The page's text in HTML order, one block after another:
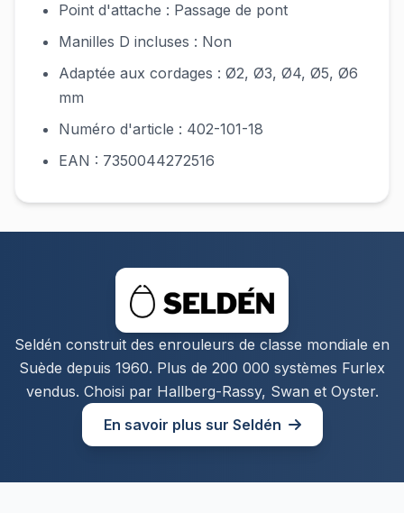
Point d'attache : Passage de pont
Manilles D incluses : Non
Adaptée aux cordages : Ø2, Ø3, Ø4, Ø5, Ø6
mm
Numéro d'article : 402-101-18
EAN : 7350044272516
Seldén construit des enrouleurs de classe mondiale en
Suède depuis 1960. Plus de 200 000 systèmes Furlex
vendus. Choisi par Hallberg-Rassy, Swan et Oyster.
En savoir plus sur Seldén